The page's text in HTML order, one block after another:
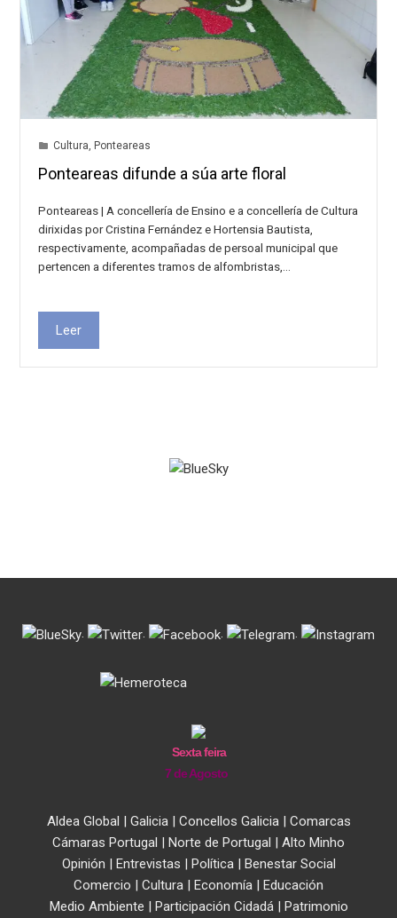
Cultura, Ponteareas
Ponteareas difunde a súa arte floral
Ponteareas | A concellería de Ensino e a concellería de Cultura
dirixidas por Cristina Fernández e Hortensia Bautista,
respectivamente, acompañadas de persoal municipal que
pertencen a diferentes tramos de alfombristas,…
Leer
. . . .
Sexta feira
7 de Agosto
Aldea Global | Galicia | Concellos Galicia | Comarcas
Cámaras Portugal | Norte de Portugal | Alto Minho
Opinión | Entrevistas | Política | Benestar Social
Comercio | Cultura | Economía | Educación
Medio Ambiente | Participación Cidadá | Patrimonio